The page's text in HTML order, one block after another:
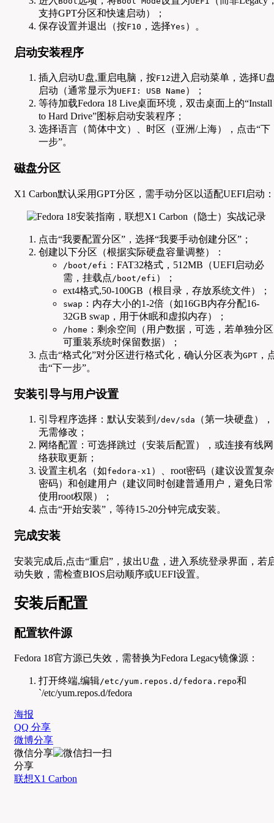
支持GPT分区和快速启动）；
保存设置并退出（按F10 ，选择Yes ）。
启动安装程序
插入启动U盘,重启电脑，按F12进入启动菜单，选择U
启动（通常显示为UEFI: USB Name ）；
等待加载Fedora 18 Live桌面环境，双击桌面上的“Install
to Hard Drive”图标启动安装程序；
选择语言（简体中文）、时区（亚洲/上海），点击“下
一步”。
磁盘分区
X1 Carbon默认采用GPT分区，需手动分区以适配UEFI启动：
点击“我要配置分区”，选择“我要手动创建分区”；
创建以下分区（根据实际硬盘容量调整）：
/boot/efi
：FAT32格式，512MB（UEFI启动必
需，挂载点 /boot/efi ）；
ext4格式,50-100GB（根目录，存放系统文件）；
swap ：内存大小的1-2倍（如16GB内存分配16-
32GB swap，用于休眠和虚拟内存）；
/home ：剩余空间（用户数据，可选，若单独分区
可重装系统时保留数据）；
点击“格式化”对分区进行格式化，确认分区表为GPT ，
击“下一步”。
安装引导与用户设置
引导程序选择：默认安装到 /dev/sda
（第一块硬盘），
无需修改；
网络配置：可选择跳过（安装后配置），或连接有线网
络获取更新；
设置主机名（如fedora-x1 ）、root密码（建议设置复杂
密码）和创建用户（建议同时创建普通用户，避免日常
使用root权限）；
点击“开始安装”，等待15-20分钟完成安装。
完成安装
安装完成后,点击“重启”，拔出U盘，进入系统登录界面，若
动失败，需检查BIOS启动顺序或UEFI设置。
安装后配置
配置软件源
Fedora 18官方源已失效，需替换为Fedora Legacy镜像源：
打开终端,编辑/etc/yum.repos.d/fedora.repo和
`/etc/yum.repos.d/fedora
海报
QQ 分享
微博分享
微信分享
分享
联想X1 Carbon